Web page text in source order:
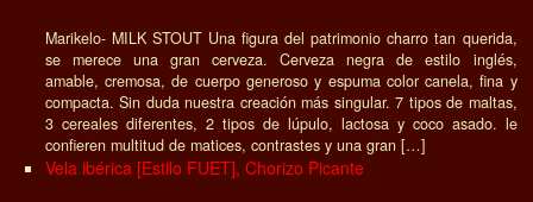
Marikelo- MILK STOUT Una figura del patrimonio charro tan querida,
se merece una gran cerveza. Cerveza negra de estilo inglés,
amable, cremosa, de cuerpo generoso y espuma color canela, fina y
compacta. Sin duda nuestra creación más singular. 7 tipos de maltas,
3 cereales diferentes, 2 tipos de lúpulo, lactosa y coco asado. le
confieren multitud de matices, contrastes y una gran […]
Vela ibérica [Estilo FUET], Chorizo Picante